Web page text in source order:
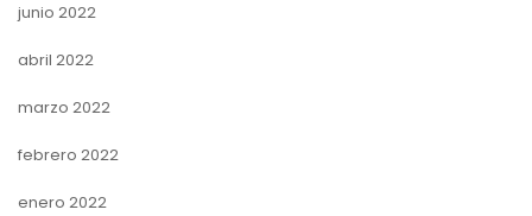
junio 2022
abril 2022
marzo 2022
febrero 2022
enero 2022